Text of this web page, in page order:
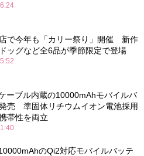
で今年も「カリー祭り」開催 新作
ッグなど全6品が季節限定で登場
ーブル内蔵の10000mAhモバイルバ
売 準固体リチウムイオン電池採用
帯性を両立
のQi2対応モバイルバッテ